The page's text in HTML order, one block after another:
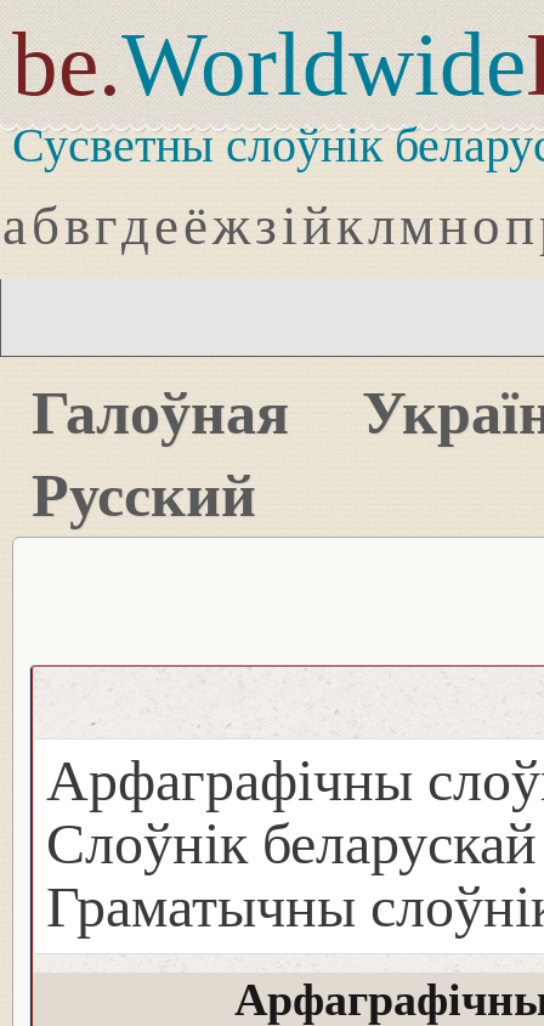
be.Worldwide
Сусветны слоўнік
абвгдеёжзійклмноп
Галоўная
Русский
Арфаграфічны
Слоўнік
Граматычны